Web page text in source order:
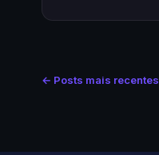
← Posts mais recentes